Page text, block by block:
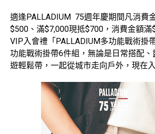
適逢PALLADIUM 75週年慶期間凡消費
$500、滿$7,000現抵$700，消費金額滿
VIP入會禮「PALLADIUM多功能戰術掛
功能戰術掛帶6件組，無論是日常搭配、
遊輕鬆帶，一起從城市走向戶外，現在